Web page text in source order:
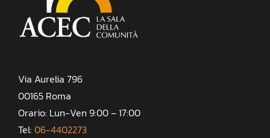
Via Aurelia 796
00165 Roma
Orario: Lun-Ven 9:00 – 17:00
Tel: 06-4402273